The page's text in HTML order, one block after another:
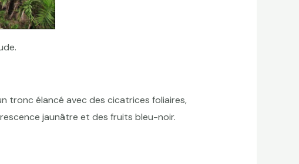
tronc élancé avec des cicatrices foliaires,
jaunâtre et des fruits bleu-noir.